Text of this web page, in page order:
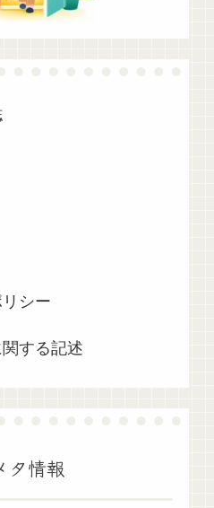
シー
する記述
タ情報